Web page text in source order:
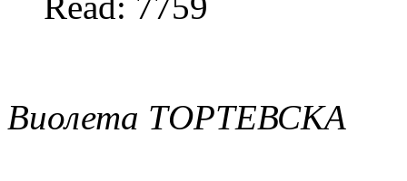
Виолета ТОРТЕВСКА